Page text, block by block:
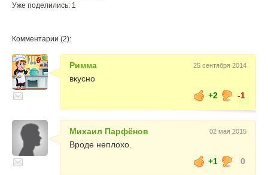
Уже поделились: 1
Комментарии (2):
Римма 25 сентября 2014
вкусно
+2
-1
Михаил Парфёнов 02 мая 2015
Вроде неплохо.
+1
0